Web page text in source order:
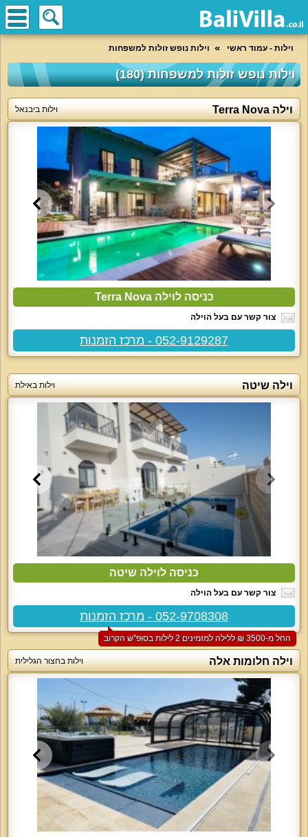
וילות - עמוד ראשי וילות נופש זולות למשפחות
וילות נופש זולות למשפחות (180)
וילה Terra Nova וילות ביבנאל
כניסה לוילה Terra Nova
צור קשר עם בעל הוילה
052-9129287 - מרכז הזמנות
וילה שיטה וילות באילת
כניסה לוילה שיטה
צור קשר עם בעל הוילה
052-9708308 - מרכז הזמנות
החל מ-‏3500 ₪ ללילה למזמינים 2 לילות בסופ"ש הקרוב
וילה חלומות אלה וילות בחצור הגלילית